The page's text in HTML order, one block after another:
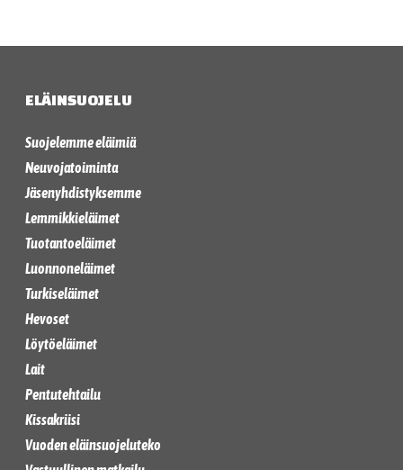
ELÄINSUOJELU
Suojelemme eläimiä
Neuvojatoiminta
Jäsenyhdistyksemme
Lemmikkieläimet
Tuotantoeläimet
Luonnoneläimet
Turkiseläimet
Hevoset
Löytöeläimet
Lait
Pentutehtailu
Kissakriisi
Vuoden eläinsuojeluteko